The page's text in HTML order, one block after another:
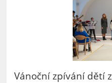
Vánoční zpívání dětí